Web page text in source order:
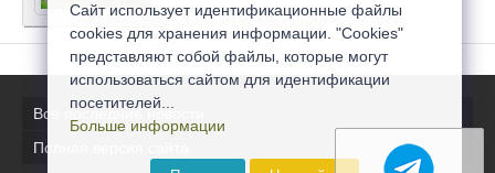
Все последние новости
Полная версия сайта
Сайт использует идентификационные файлы
cookies для хранения информации. "Cookies"
представляют собой файлы, которые могут
использоваться сайтом для идентификации
посетителей...
Больше информации